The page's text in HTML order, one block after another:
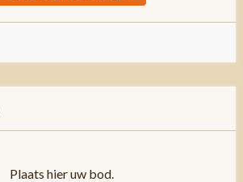
Plaats hier uw bod.